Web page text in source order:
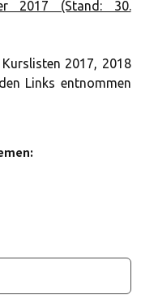
2017 (Stand: 30.
2017, 2018
Links entnommen